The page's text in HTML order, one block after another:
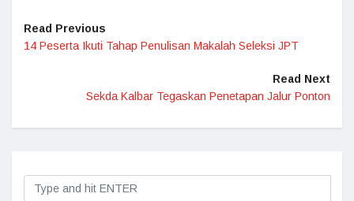
Read Previous
14 Peserta Ikuti Tahap Penulisan Makalah Seleksi JPT
Read Next
Sekda Kalbar Tegaskan Penetapan Jalur Ponton